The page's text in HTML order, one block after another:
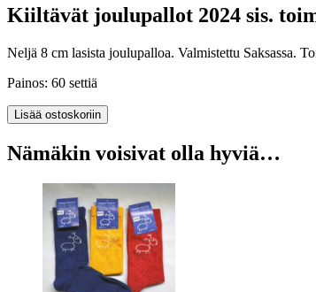
Kiiltävät joulupallot 2024 sis.
Neljä 8 cm lasista joulupalloa. Valmistettu Saksassa.
Painos: 60 settiä
Nämäkin voisivat olla hyviä…